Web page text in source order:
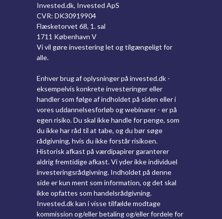
Invested.dk, Invested ApS
CVR: DK30919904
Flæsketorvet 68, 1. sal
1711 København V
Vi vil gøre investering let og tilgængeligt for
alle.
Enhver brug af oplysninger på invested.dk -
eksempelvis konkrete investeringer eller
handler som følge af indholdet på siden eller i
vores uddannelsesforløb og webinarer - er på
egen risiko. Du skal ikke handle for penge, som
du ikke har råd til at tabe, og du bør søge
rådgivning, hvis du ikke forstår risikoen.
Historisk afkast på værdipapirer garanterer
aldrig fremtidige afkast. Vi yder ikke individuel
investeringsrådgivning. Indholdet på denne
side er kun ment som information, og det skal
ikke opfattes som handelsrådgivning.
Invested.dk kan i visse tilfælde modtage
kommission og/eller betaling og/eller fordele for